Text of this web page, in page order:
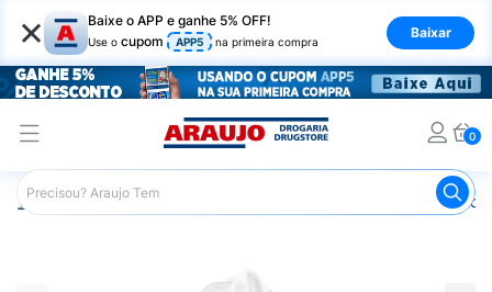
× Baixe o APP e ganhe 5% OFF!
Use o cupom APP5 na primeira compra
Baixar
0
Araujo Infantil Lenços Umedecidos